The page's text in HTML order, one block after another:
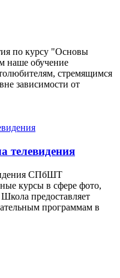
по курсу "Основы
наше обучение
стремящимся
зависимости от
телевидения
СПбШТ
курсы в сфере фото,
предоставляет
программам в